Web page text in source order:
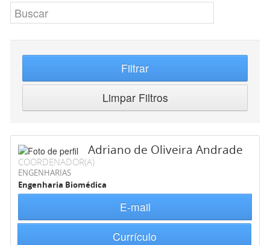
Filtrar
Limpar Filtros
Adriano de Oliveira Andrade
COORDENADOR(A)
ENGENHARIAS
Engenharia Biomédica
E-mail
Currículo